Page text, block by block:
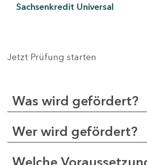
Sachsenkredit Universal
Jetzt Prüfung starten
Was wird gefördert?
Wer wird gefördert?
Welche